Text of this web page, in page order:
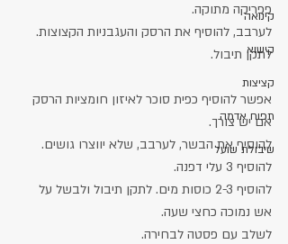
קינואה
קישוא
קציצות
תפוח אדמה
שיבולת שועל
פפריקה מתוקה.
לערבב, להוסיף את הרסק והעגבניות הקצוצות.
לתקן תיבול.
אפשר להוסיף כפית סוכר לאיזון חומציות הרסק
אם יש צורך.
להוסיף את הבשר, לערבב, שלא יווצרו גושים.
להוסיף 3 עלי דפנה.
להוסיף 2-3 כוסות מים. לתקן תיבול ולבשל על
אש נמוכה כחצי שעה.
לשלב עם פסטה לבחירה.